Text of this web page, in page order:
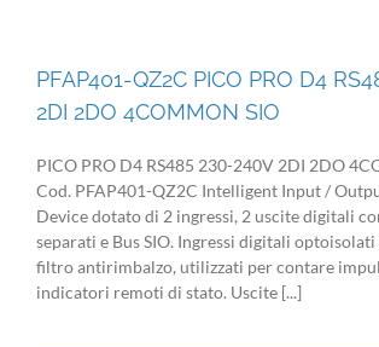
PFAP401-QZ2C PICO PRO D4
2DI 2DO 4COMMON SIO
PICO PRO D4 RS485 230-240V 2DI 2DO
Cod. PFAP401-QZ2C Intelligent Input /
Device dotato di 2 ingressi, 2 uscite digitali
separati e Bus SIO. Ingressi digitali
filtro antirimbalzo, utilizzati per contare
indicatori remoti di stato. Uscite [...]